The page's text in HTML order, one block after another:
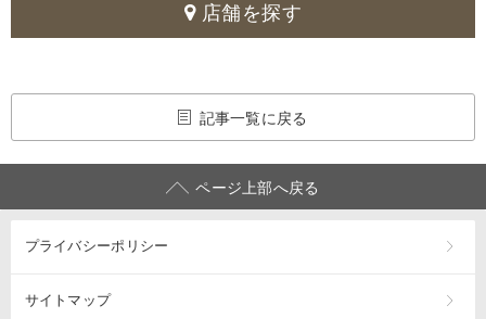
店舗を探す
記事一覧に戻る
ページ上部へ戻る
プライバシーポリシー
サイトマップ